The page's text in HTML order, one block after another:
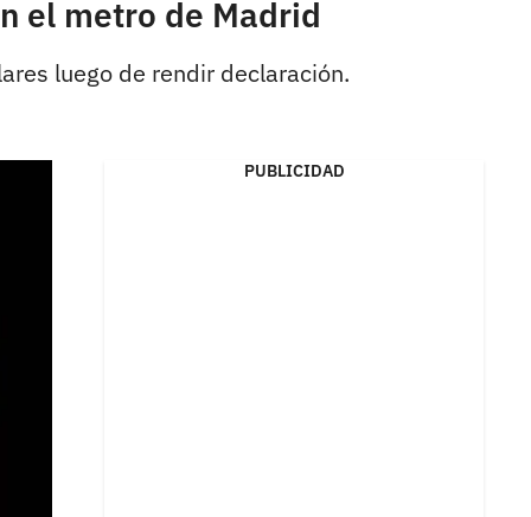
el metro de Madrid
luego de rendir declaración.
PUBLICIDAD